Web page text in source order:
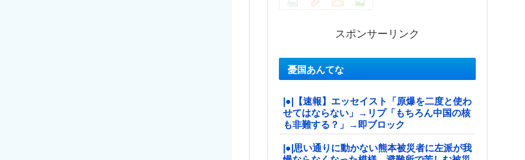
スポンサーリンク
憂国あんてな
|●|【速報】エッセイスト「原爆を二度と使わ
せてはならない」→リプ「もちろん中国の核
も非難する？」→即ブロック
|●|思い通りに動かない熊本被災者に左派が我